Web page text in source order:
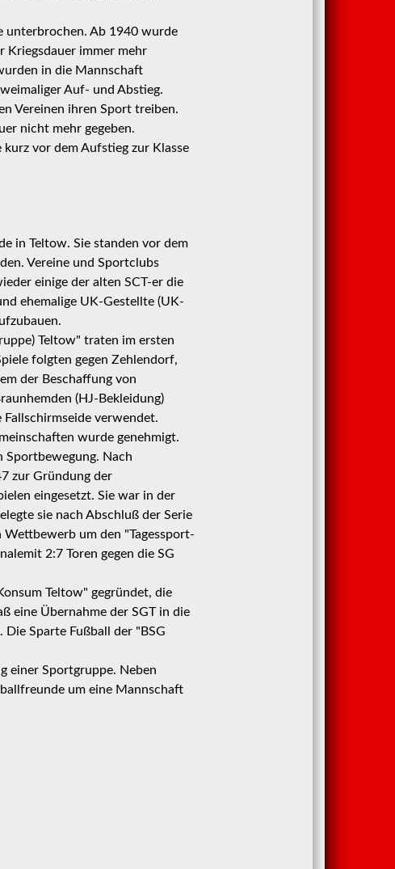
unterbrochen. Ab 1940 wurde
Kriegsdauer immer mehr
in die Mannschaft
Auf- und Abstieg.
Vereinen ihren Sport treiben.
nicht mehr gegeben.
vor dem Aufstieg zur Klasse
in Teltow. Sie standen vor dem
Vereine und Sportclubs
einige der alten SCT-er die
ehemalige UK-Gestellte (UK-
Teltow" traten im ersten
folgten gegen Zehlendorf,
der Beschaffung von
(HJ-Bekleidung)
verwendet.
wurde genehmigt.
Sportbewegung. Nach
zur Gründung der
eingesetzt. Sie war in der
sie nach Abschluß der Serie
um den "Tagessport-
2:7 Toren gegen die SG
Teltow" gegründet, die
eine Übernahme der SGT in die
Die Sparte Fußball der "BSG
einer Sportgruppe. Neben
um eine Mannschaft